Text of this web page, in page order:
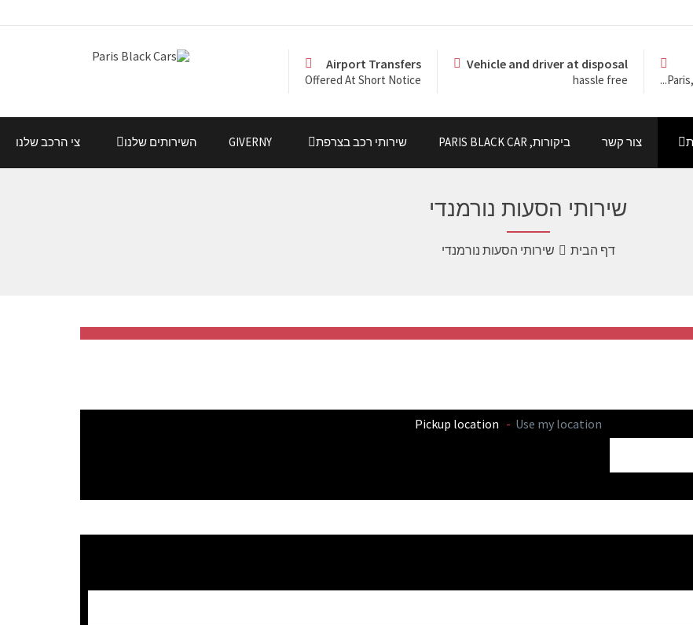
Airport Transfers
Offered At Short Notice
Vehicle and driver at disposal
hassle free
צי הרכב שלנו השירותים שלנו GIVERNY שירותי רכב בצרפת ביקורות, PARIS BLACK CAR צור קשר
שירותי הסעות נורמנדי
דף הבית שירותי הסעות נורמנדי
Pickup location - Use my location